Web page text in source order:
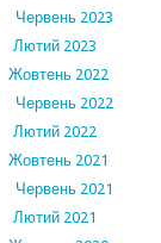
Червень 2023
Лютий 2023
Жовтень 2022
Червень 2022
Лютий 2022
Жовтень 2021
Червень 2021
Лютий 2021